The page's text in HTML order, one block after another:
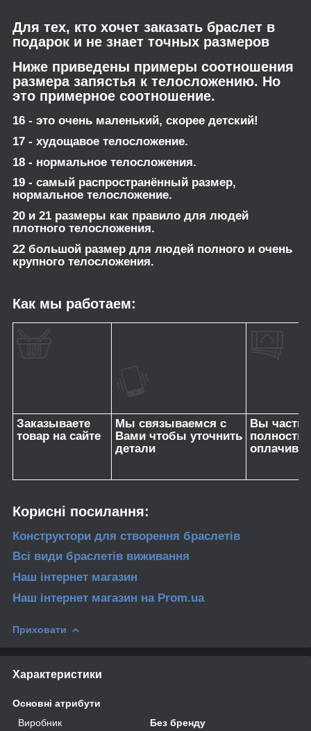
Для тех, кто хочет заказать браслет в
подарок и не знает точных размеров
Ниже приведены примеры соотношения
размера запястья к телосложению. Но
это примерное соотношение.
16 - это очень маленький, скорее детский!
17 - худощавое телосложение.
18 - нормальное телосложения.
19 - самый распространённый размер,
нормальное телосложение.
20 и 21 размеры как правило для людей
плотного телосложения.
22 большой размер для людей полного и очень
крупного телосложения.
Как мы работаем:
Заказываете
товар на сайте
Мы связываемся с
Вами чтобы уточнить
детали
Вы
Корисні посилання:
Конструктори для створення браслетів
Всі види браслетів виживання
Наш інтернет магазин
Наш інтернет магазин на Prom.ua
Приховати
Характеристики
Основні атрибути
Виробник
Без бренду